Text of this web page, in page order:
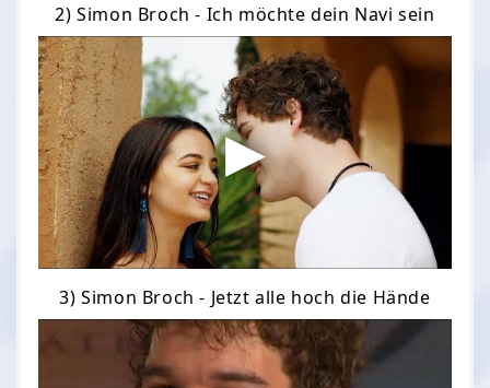
2) Simon Broch - Ich möchte dein Navi sein
3) Simon Broch - Jetzt alle hoch die Hände